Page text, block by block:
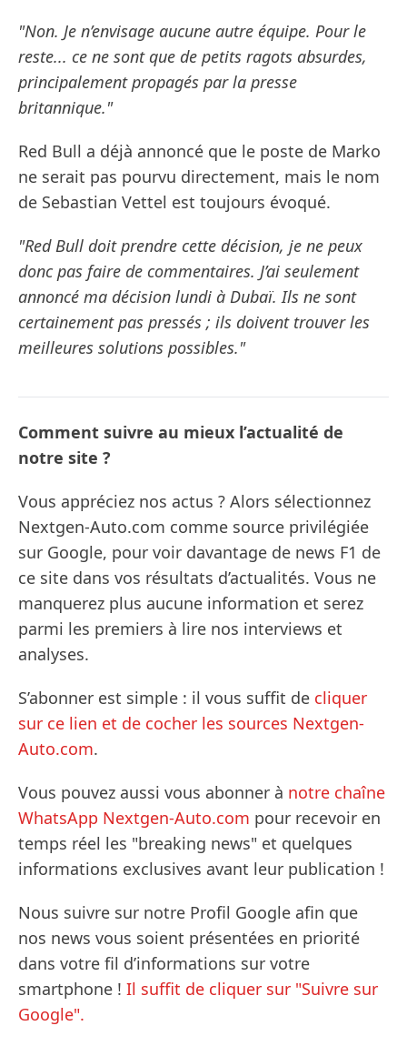
"Non. Je n’envisage aucune autre équipe. Pour le
reste... ce ne sont que de petits ragots absurdes,
principalement propagés par la presse
britannique."
Red Bull a déjà annoncé que le poste de Marko
ne serait pas pourvu directement, mais le nom
de Sebastian Vettel est toujours évoqué.
"Red Bull doit prendre cette décision, je ne peux
donc pas faire de commentaires. J’ai seulement
annoncé ma décision lundi à Dubaï. Ils ne sont
certainement pas pressés ; ils doivent trouver les
meilleures solutions possibles."
Comment suivre au mieux l’actualité de
notre site ?
Vous appréciez nos actus ? Alors sélectionnez
Nextgen-Auto.com comme source privilégiée
sur Google, pour voir davantage de news F1 de
ce site dans vos résultats d’actualités. Vous ne
manquerez plus aucune information et serez
parmi les premiers à lire nos interviews et
analyses.
S’abonner est simple : il vous suffit de cliquer
sur ce lien et de cocher les sources Nextgen-
Auto.com.
Vous pouvez aussi vous abonner à notre chaîne
WhatsApp Nextgen-Auto.com pour recevoir en
temps réel les "breaking news" et quelques
informations exclusives avant leur publication !
Nous suivre sur notre Profil Google afin que
nos news vous soient présentées en priorité
dans votre fil d’informations sur votre
smartphone ! Il suffit de cliquer sur "Suivre sur
Google".